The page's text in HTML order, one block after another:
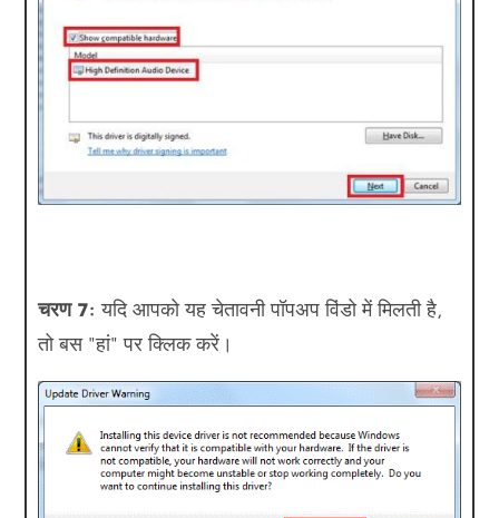
चरण 7: यदि आपको यह चेतावनी पॉपअप विंडो में मिलती है,
तो बस "हां" पर क्लिक करें।